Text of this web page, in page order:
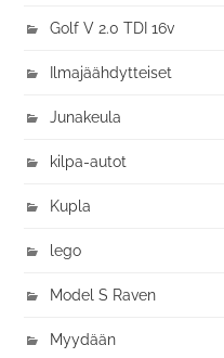
Golf V 2.0 TDI 16v
Ilmajäähdytteiset
Junakeula
kilpa-autot
Kupla
lego
Model S Raven
Myydään